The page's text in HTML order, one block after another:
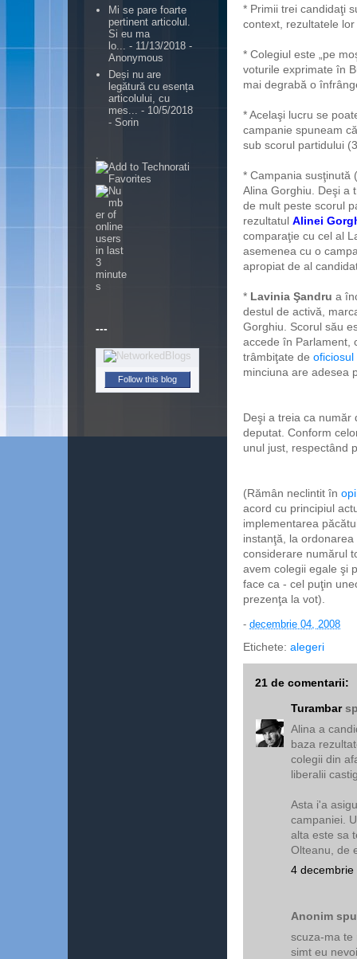
* Primii trei candidaţi
context, rezultatele
* Colegiul este „pe
voturile exprimate în
mai degrabă o
* Acelaşi lucru se
campanie spuneam
sub scorul partidului
* Campania susţinută
Alina Gorghiu. Deşi a
de mult peste scorul
rezultatul Alinei
comparaţie cu cel al
asemenea cu o
apropiat de al
* Lavinia Şandru a
destul de activă,
Gorghiu. Scorul său
accede în Parlament,
trâmbiţate de oficiosul
minciuna are adesea
Deşi a treia ca număr
deputat. Conform
unul just, respectând
(Rămân neclintit în
acord cu principiul
implementarea
instanţă, la
considerare numărul
avem colegii egale şi
face ca - cel puţin
prezenţa la vot).
- decembrie 04, 2008
Etichete: alegeri
21 de comentarii:
Turambar
Alina a
baza
colegii din
liberalii
Asta i'a
campaniei.
alta este sa
Olteanu, de
4
Anonim
scuza-ma te
simt eu
Mi se pare foarte
pertinent articolul.
Si eu ma
lo...
- 11/13/2018 -
Anonymous
Deși nu are
legătură cu esența
articolului, cu
mes... - 10/5/2018
- Sorin
---
Follow this blog